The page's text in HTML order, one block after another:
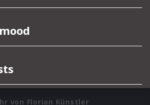
von Florian Künstler